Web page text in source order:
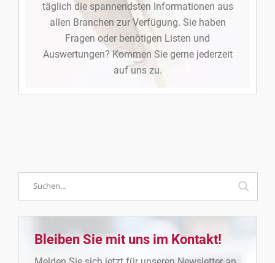
täglich die spannendsten Informationen aus
allen Branchen zur Verfügung. Sie haben
Fragen oder benötigen Listen und
Auswertungen? Kommen Sie gerne jederzeit
auf uns zu.
Bleiben Sie mit uns im Kontakt!